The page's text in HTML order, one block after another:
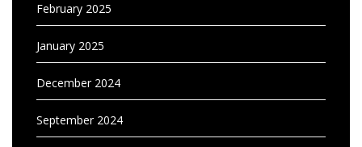
February 2025
January 2025
December 2024
September 2024